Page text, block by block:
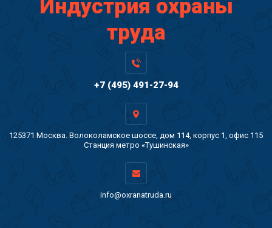
Индустрия охраны
труда
+7 (495) 491-27-94
125371 Москва. Волоколамское шоссе, дом 114, корпус 1, офис 115
Станция метро «Тушинская»
info@oxranatruda.ru